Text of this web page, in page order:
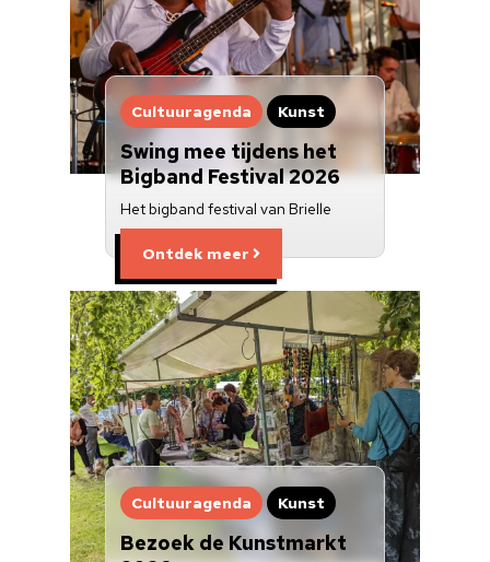
Cultuuragenda Kunst
Swing mee tijdens het
Bigband Festival 2026
Het bigband festival van Brielle
Ontdek meer
Cultuuragenda Kunst
Bezoek de Kunstmarkt